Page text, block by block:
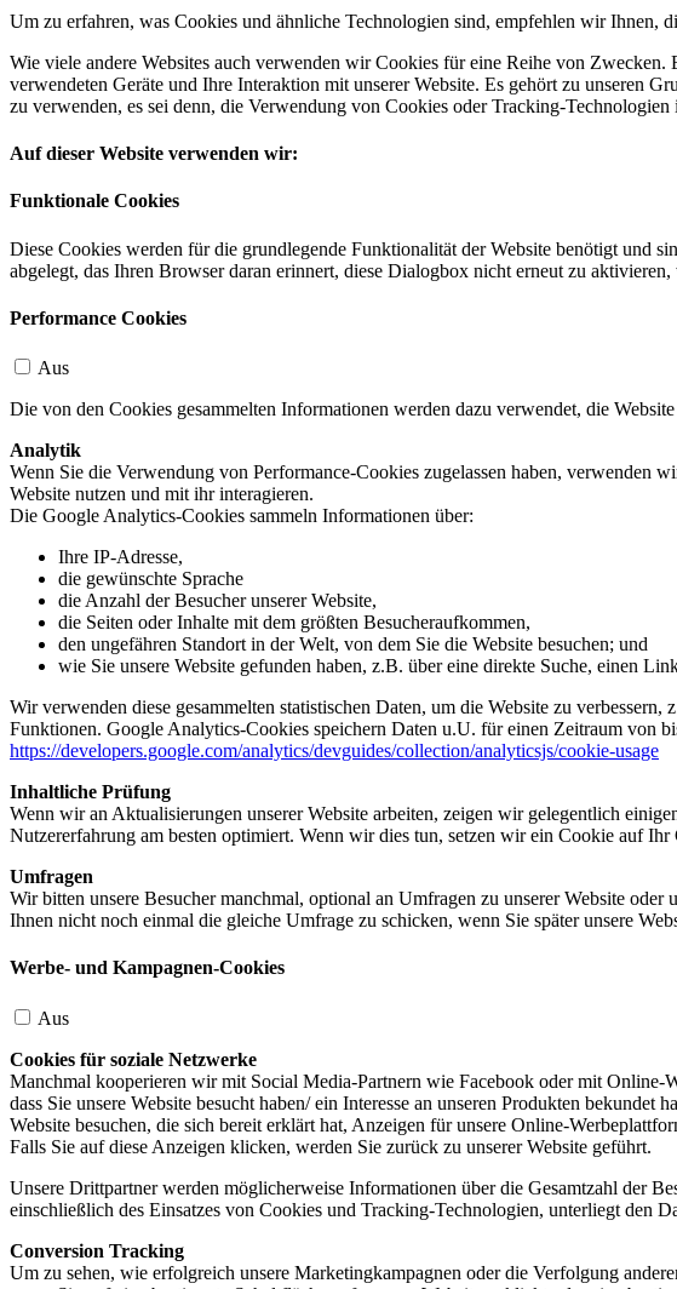
Um zu erfahren, was Cookies und ähnliche Technologien sind, empfehlen wir Ihnen,
Wie viele andere Websites auch verwenden wir Cookies für eine Reihe von
verwendeten Geräte und Ihre Interaktion mit unserer Website. Es gehört zu unseren
zu verwenden, es sei denn, die Verwendung von Cookies oder Tracking-
Auf dieser Website verwenden wir:
Funktionale Cookies
Diese Cookies werden für die grundlegende Funktionalität der Website benötigt und
abgelegt, das Ihren Browser daran erinnert, diese Dialogbox nicht erneut zu aktivieren,
Performance Cookies
Aus
Die von den Cookies gesammelten Informationen werden dazu verwendet, die
Analytik
Wenn Sie die Verwendung von Performance-Cookies zugelassen haben, verwenden
Website nutzen und mit ihr interagieren.
Die Google Analytics-Cookies sammeln Informationen über:
Ihre IP-Adresse,
die gewünschte Sprache
die Anzahl der Besucher unserer Website,
die Seiten oder Inhalte mit dem größten Besucheraufkommen,
den ungefähren Standort in der Welt, von dem Sie die Website besuchen; und
wie Sie unsere Website gefunden haben, z.B. über eine direkte Suche, einen
Wir verwenden diese gesammelten statistischen Daten, um die Website zu
Funktionen. Google Analytics-Cookies speichern Daten u.U. für einen Zeitraum von
https://developers.google.com/analytics/devguides/collection/analyticsjs/cookie-usage
Inhaltliche Prüfung
Wenn wir an Aktualisierungen unserer Website arbeiten, zeigen wir gelegentlich
Nutzererfahrung am besten optimiert. Wenn wir dies tun, setzen wir ein Cookie auf
Umfragen
Wir bitten unsere Besucher manchmal, optional an Umfragen zu unserer Website
Ihnen nicht noch einmal die gleiche Umfrage zu schicken, wenn Sie später unsere
Werbe- und Kampagnen-Cookies
Aus
Cookies für soziale Netzwerke
Manchmal kooperieren wir mit Social Media-Partnern wie Facebook oder mit Online-
dass Sie unsere Website besucht haben/ ein Interesse an unseren Produkten
Website besuchen, die sich bereit erklärt hat, Anzeigen für unsere Online-
Falls Sie auf diese Anzeigen klicken, werden Sie zurück zu unserer Website geführt.
Unsere Drittpartner werden möglicherweise Informationen über die Gesamtzahl der
einschließlich des Einsatzes von Cookies und Tracking-Technologien, unterliegt den
Conversion Tracking
Um zu sehen, wie erfolgreich unsere Marketingkampagnen oder die Verfolgung